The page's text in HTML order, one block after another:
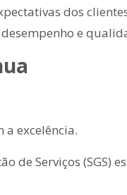
dos
e
a excelência.
de Serviços (SGS)